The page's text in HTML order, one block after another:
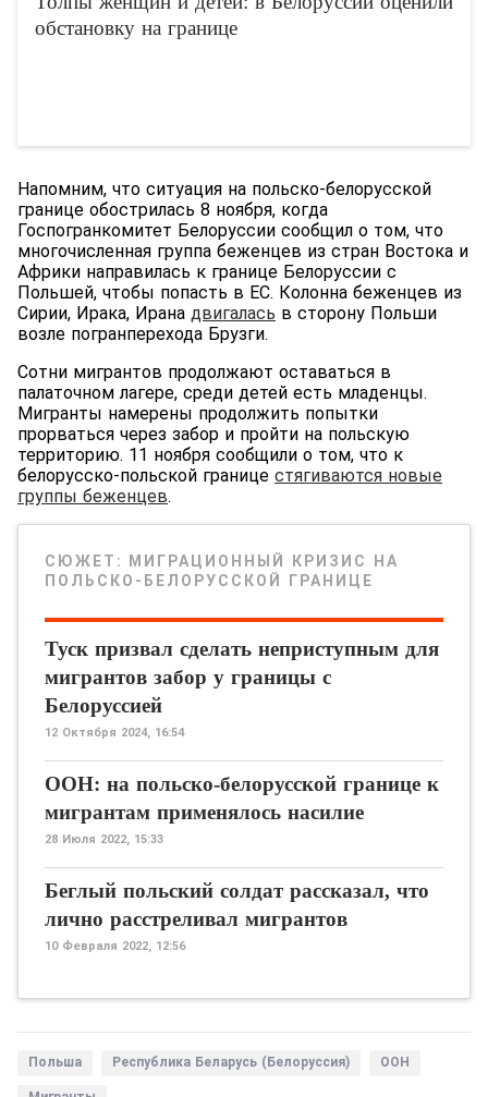
обстановку на границе
Напомним, что ситуация на польско-белорусской
границе обострилась 8 ноября, когда
Госпогранкомитет Белоруссии сообщил о том, что
многочисленная группа беженцев из стран Востока и
Африки направилась к границе Белоруссии с
Польшей, чтобы попасть в ЕС. Колонна беженцев из
Сирии, Ирака, Ирана двигалась в сторону Польши
возле погранперехода Брузги.
Сотни мигрантов продолжают оставаться в
палаточном лагере, среди детей есть младенцы.
Мигранты намерены продолжить попытки
прорваться через забор и пройти на польскую
территорию. 11 ноября сообщили о том, что к
белорусско-польской границе стягиваются новые
группы беженцев.
СЮЖЕТ:
МИГРАЦИОННЫЙ КРИЗИС НА
ПОЛЬСКО-БЕЛОРУССКОЙ ГРАНИЦЕ
Туск призвал сделать неприступным для
мигрантов забор у границы с
Белоруссией
12 Октября 2024, 16:54
ООН: на польско-белорусской границе к
мигрантам применялось насилие
28 Июля 2022, 15:33
Беглый польский солдат рассказал, что
лично расстреливал мигрантов
10 Февраля 2022, 12:56
Польша Республика Беларусь (Белоруссия) ООН